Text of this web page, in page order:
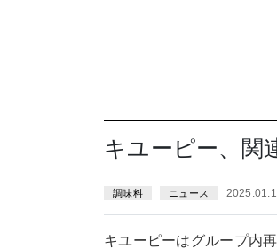
キユーピー、関
調味料 ニュース
キユーピーはグループ内